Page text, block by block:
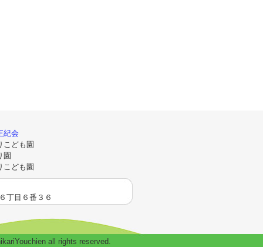
紀会
こども園
園
こども園
丁目６番３６
all rights reserved.